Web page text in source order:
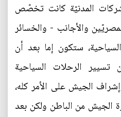
المدنيّة كانت تخصّص
والأجانب - والخسائر
ستكون إما بعد أن
الرحلات السياحية
الجيش على الأمر كله،
الجيش من الباطن ولكن بعد